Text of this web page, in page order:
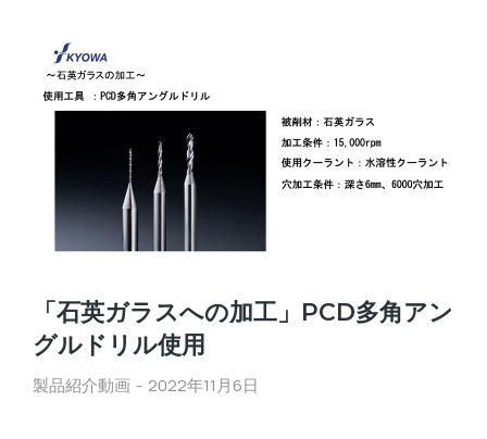
「石英ガラスへの加工」PCD多角アン
グルドリル使用
製品紹介動画 2022年11月6日